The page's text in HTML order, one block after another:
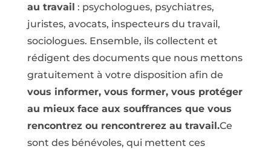
au travail : psychologues, psychiatres,
juristes, avocats, inspecteurs du travail,
sociologues. Ensemble, ils collectent et
rédigent des documents que nous mettons
gratuitement à votre disposition afin de
vous informer, vous former, vous protéger
au mieux face aux souffrances que vous
rencontrez ou rencontrerez au travail.Ce
sont des bénévoles, qui mettent ces